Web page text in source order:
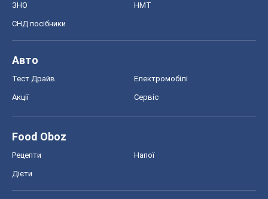
ЗНО НМТ
СНД посібники
Авто
Тест Драйв Електромобілі
Акції Сервіс
Food Oboz
Рецепти Напої
Дієти